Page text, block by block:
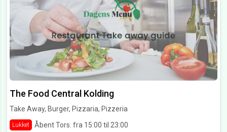
The Food Central Kolding
Take Away, Burger, Pizzaria, Pizzeria
Lukket
Åbent Tors. fra 15:00 til 23:00